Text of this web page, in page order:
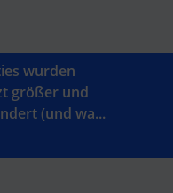
wurden
größer und
(und wa...